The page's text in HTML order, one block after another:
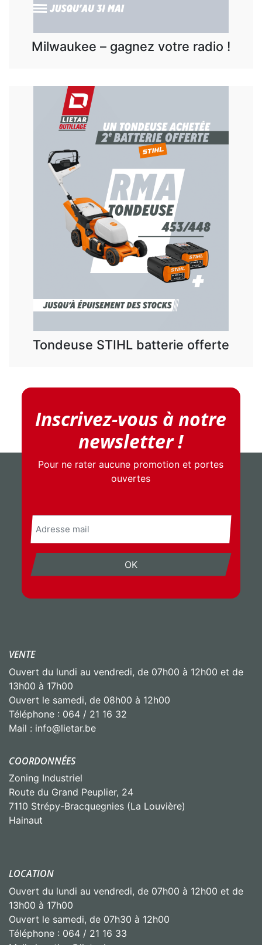
Milwaukee – gagnez votre radio !
Tondeuse STIHL batterie offerte
Inscrivez-vous à notre
newsletter !
Pour ne rater aucune promotion et portes
ouvertes
E-
mail
OK
VENTE
Ouvert du lundi au vendredi, de 07h00 à 12h00 et de
13h00 à 17h00
Ouvert le samedi, de 08h00 à 12h00
Téléphone : 064 / 21 16 32
Mail : info@lietar.be
COORDONNÉES
Zoning Industriel
Route du Grand Peuplier, 24
7110 Strépy-Bracquegnies (La Louvière)
Hainaut
LOCATION
Ouvert du lundi au vendredi, de 07h00 à 12h00 et de
13h00 à 17h00
Ouvert le samedi, de 07h30 à 12h00
Téléphone : 064 / 21 16 33